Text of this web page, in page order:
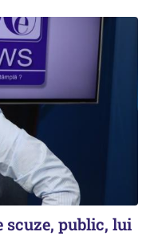
scuze, public, lui